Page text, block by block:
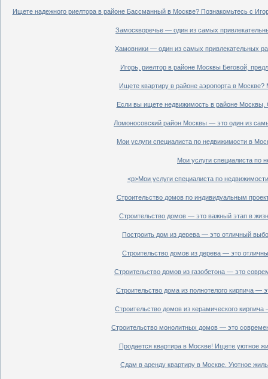
Ищете надежного риелтора в районе Бассманный в Москве? Познакомьтесь с
Замоскворечье — один из самых
Хамовники — один из самых привлекательных
Игорь, риелтор в районе Москвы Беговой,
Ищете квартиру в районе аэропорта в
Если вы ищете недвижимость в районе Москвы,
Ломоносовский район Москвы — это один из
Мои услуги специалиста по недвижимости в
Мои услуги специалиста по
<p>Мои услуги специалиста по
Строительство домов по индивидуальным
Строительство домов — это важный этап в
Построить дом из дерева — это отличный
Строительство домов из дерева — это
Строительство домов из газобетона — это
Строительство дома из полнотелого кирпича —
Строительство домов из керамического
Строительство монолитных домов — это
Продается квартира в Москве! Ищете уютное
Сдам в аренду квартиру в Москве. Уютное